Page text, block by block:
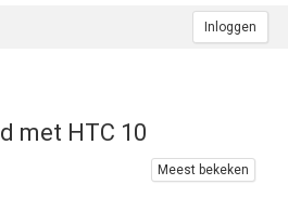
Inloggen
met HTC 10
Meest bekeken